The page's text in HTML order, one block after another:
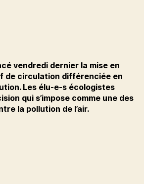
vendredi dernier la mise en
de circulation différenciée en
Les élu-e-s écologistes
qui s’impose comme une des
la pollution de l’air.